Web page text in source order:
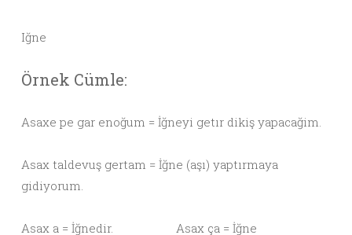
Iğne
Örnek Cümle:
Asaxe pe gar enoğum = İğneyi getır dikiş yapacağim.
Asax taldevuş gertam = İğne (aşı) yaptırmaya
gidiyorum.
Asax a = İğnedir. Asax ça = İğne